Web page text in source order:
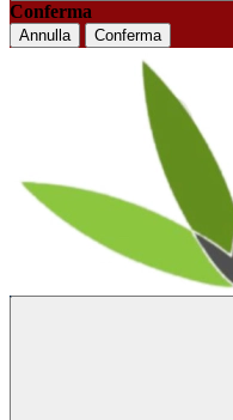
Conferma
Annulla Conferma